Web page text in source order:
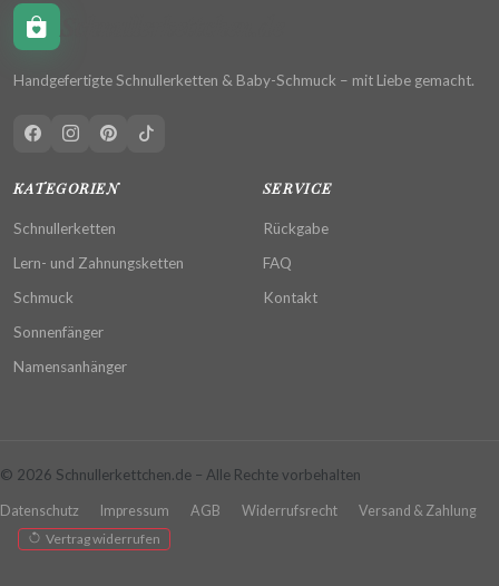
Handgefertigte Schnullerketten & Baby-Schmuck – mit Liebe gemacht.
KATEGORIEN
Schnullerketten
Lern- und Zahnungsketten
Schmuck
Sonnenfänger
Namensanhänger
SERVICE
Rückgabe
FAQ
Kontakt
© 2026 Schnullerkettchen.de – Alle Rechte vorbehalten
Datenschutz Impressum AGB Widerrufsrecht
Versand & Zahlung
Vertrag widerrufen